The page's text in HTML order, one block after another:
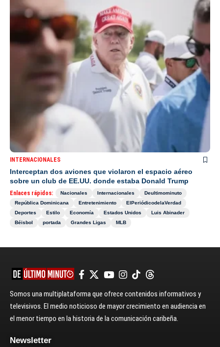
INTERNACIONALES
Interceptan dos aviones que violaron el espacio aéreo
sobre un club de EE.UU. donde estaba Donald Trump
Enlaces rápidos: Nacionales Internacionales
Deultimominuto
República Dominicana
Entretenimiento
ElPeriódicodelaVerdad
Deportes
Estilo Economía Estados Unidos
Luis Abinader
Béisbol
portada Grandes Ligas MLB
Somos una multiplataforma que ofrece contenidos informativos y
televisivos. El medio noticioso de mayor crecimiento en audiencia en
el menor tiempo en la historia de la comunicación caribeña.
Newsletter